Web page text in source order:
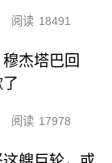
阅读 18491
杰塔巴回
阅读 17978